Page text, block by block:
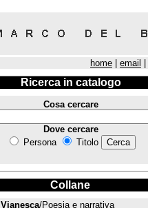
home email
Ricerca in catalogo
Cosa cercare
Dove cercare
Persona
Titolo
Collane
Vianesca/Poesia e narrativa